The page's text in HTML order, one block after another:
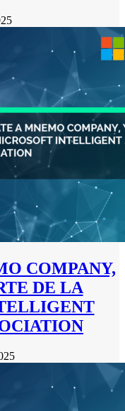
COMPANY,
DE LA